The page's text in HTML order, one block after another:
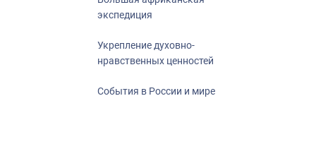
экспедиция
Укрепление духовно-
нравственных ценностей
События в России и мире